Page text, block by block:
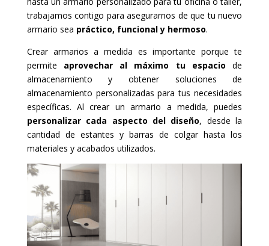
trabajamos contigo para asegurarnos de que tu nuevo
armario sea práctico, funcional y hermoso.
Crear armarios a medida es importante porque te
permite aprovechar al máximo tu espacio de
almacenamiento y obtener soluciones de
almacenamiento personalizadas para tus necesidades
específicas. Al crear un armario a medida, puedes
personalizar cada aspecto del diseño, desde la
cantidad de estantes y barras de colgar hasta los
materiales y acabados utilizados.